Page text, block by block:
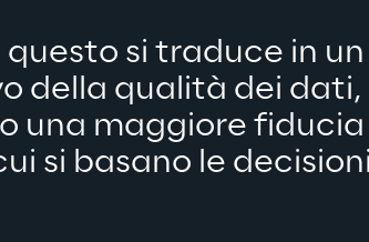
si traduce in
della qualità dei dati,
una maggiore fiducia
si basano le